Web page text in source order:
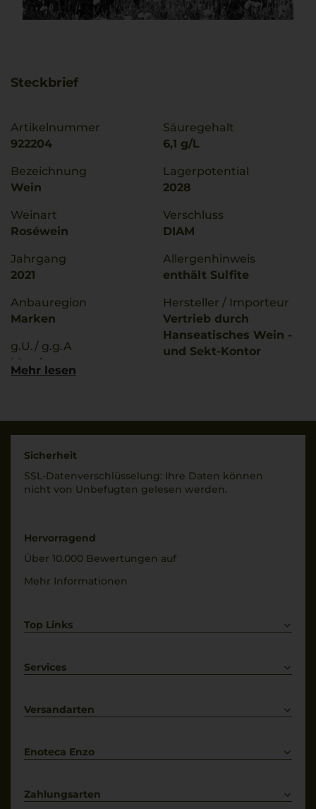
Steckbrief
Artikelnummer
922204
Bezeichnung
Wein
Weinart
Roséwein
Jahrgang
2021
Anbauregion
Marken
g.U./ g.g.A
Marche
Tipica
Rebsorten
Sangiovese
Alkoholgehalt
Säuregehalt
6,1 g/L
Lagerpotential
2028
Verschluss
DIAM
Allergenhinweis
enthält Sulfite
Hersteller / Importeur
Vertrieb durch
Hanseatisches Wein -
und Sekt-Kontor
Italia
Italien
trocken
Mehr lesen
Sicherheit
SSL-Daten­verschlüs­selung: Ihre Daten können
nicht von Unbe­fugten gelesen werden.
Hervorragend
Über 10.000 Bewertungen auf
Mehr Informationen
Top Links
Weißwein
Services
Kontakt
Versandarten
Enoteca Enzo
Bewertungs-Richtlinien
Zahlungsarten